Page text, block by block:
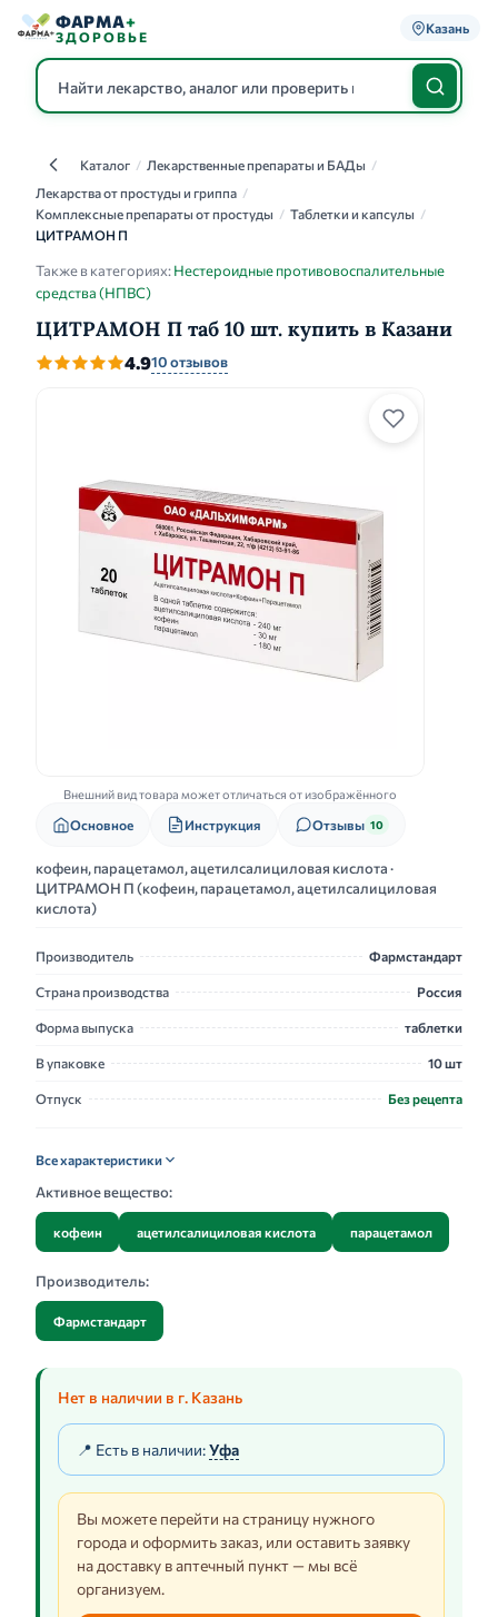
ФАРМА+
ЗДОРОВЬЕ
Казань
КаталогКаталог / Лекарственные препараты и БАДы /
Лекарства от простуды и гриппа /
Комплексные препараты от простуды / Таблетки и капсулы /
ЦИТРАМОН П
Также в категориях:Нестероидные противовоспалительные
средства (НПВС)
ЦИТРАМОН П таб 10 шт. купить в Казани
4.910 отзывов
Внешний вид товара может отличаться от изображённого
Основное Инструкция Отзывы 10
кофеин, парацетамол, ацетилсалициловая кислота ·
ЦИТРАМОН П (кофеин, парацетамол, ацетилсалициловая
кислота)
Производитель Фармстандарт
Страна производства Россия
Форма выпуска таблетки
В упаковке 10 шт
Отпуск Без рецепта
Все характеристики
Активное вещество:
кофеин ацетилсалициловая кислота парацетамол
Производитель:
Фармстандарт
Нет в наличии в г. Казань
📍 Есть в наличии:Уфа
Вы можете перейти на страницу нужного
города и оформить заказ, или оставить заявку
на доставку в аптечный пункт — мы всё
организуем.